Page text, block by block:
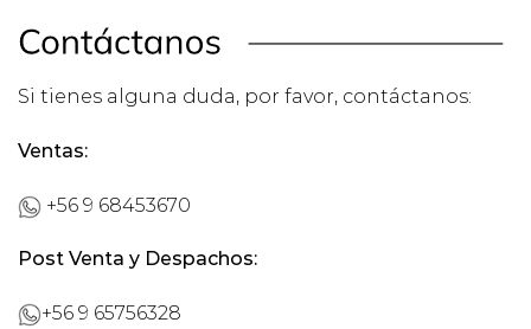
Si tienes alguna duda, por favor, contáctanos:
Ventas:
+56 9 68453670
Post Venta y Despachos:
+56 9 65756328